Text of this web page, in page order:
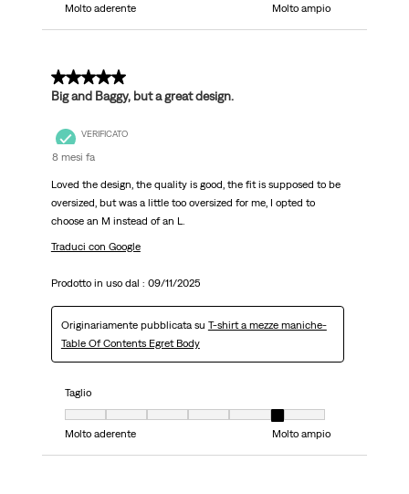
Molto aderente
Molto ampio
5 su 5 stelle.
Big and Baggy, but a great design.
VERIFICATO
8 mesi fa
Loved the design, the quality is good, the fit is supposed to be
oversized, but was a little too oversized for me, I opted to
choose an M instead of an L.
Traduci con Google
Prodotto in uso dal : 09/11/2025
Originariamente pubblicata su T-shirt a mezze maniche-
Table Of Contents Egret Body
Taglio
Taglio, 6 su 7, dove 1 è uguale a Molto aderente e 7 è uguale a Molto
Molto aderente
Molto ampio